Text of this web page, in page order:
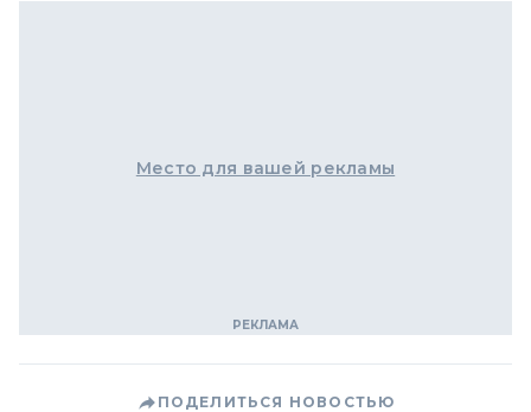
Место для вашей рекламы
ПОДЕЛИТЬСЯ НОВОСТЬЮ